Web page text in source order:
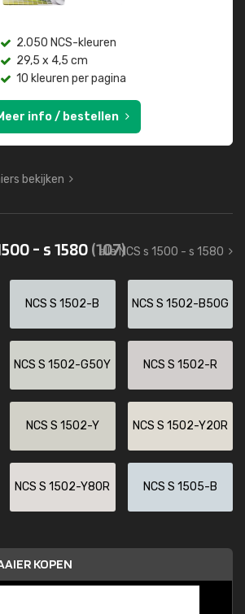
2.050 NCS-kleuren
29,5 x 4,5 cm
10 kleuren per pagina
info / bestellen
bekijken
- s 1580(107)
alle NCS s 1500 - s 1580
NCS S 1502-B NCS S 1502-B50G
NCS S 1502-G50Y NCS S 1502-R
NCS S 1502-Y NCS S 1502-Y20R
NCS S 1502-Y80R NCS S 1505-B
KOPEN